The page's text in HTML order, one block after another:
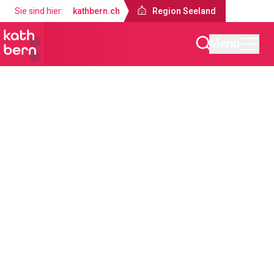
Sie sind hier: kathbern.ch Region Seeland